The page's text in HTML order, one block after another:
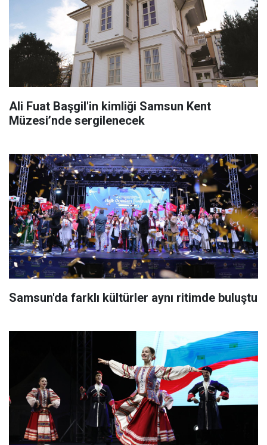
Ali Fuat Başgil'in kimliği Samsun Kent
Müzesi’nde sergilenecek
Samsun'da farklı kültürler aynı ritimde buluştu